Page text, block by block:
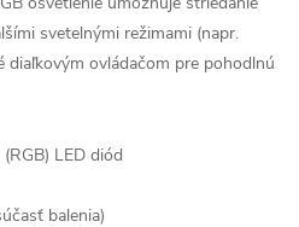
svetelnými režimami (napr.
diaľkovým ovládačom pre pohodlnú
LED diód
balenia)